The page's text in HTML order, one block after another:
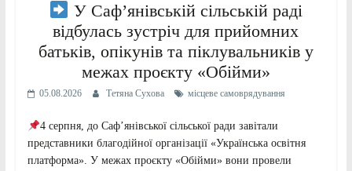
У Саф’янівській сільській раді
відбулась зустріч для прийомних
батьків, опікунів та піклувальників у
межах проєкту «Обійми»
05.08.2026 Тетяна Сухова місцеве самоврядування
4 серпня, до Саф’янівської сільської ради завітали
представники благодійної організації «Українська освітня
платформа». У межах проєкту «Обійми» вони провели